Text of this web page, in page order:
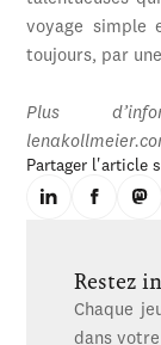
voyage simple
toujours, par
Plus
Partager l'article
Restez
Chaque
dans